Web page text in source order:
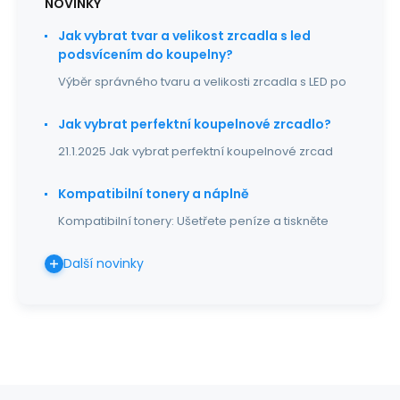
NOVINKY
Jak vybrat tvar a velikost zrcadla s led
podsvícením do koupelny?
Výběr správného tvaru a velikosti zrcadla s LED po
Jak vybrat perfektní koupelnové zrcadlo?
21.1.2025 Jak vybrat perfektní koupelnové zrcad
Kompatibilní tonery a náplně
Kompatibilní tonery: Ušetřete peníze a tiskněte
Další novinky